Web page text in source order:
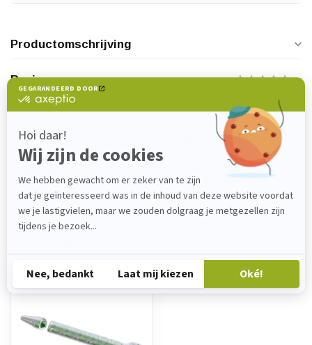
Productomschrijving
Reviews
Heeft u vragen over dit product?
Neem gerust contact op met onze
verkoop@lijmenwinkel.nl
of+31 (0)85 4011571 . Wij helpen u graag!